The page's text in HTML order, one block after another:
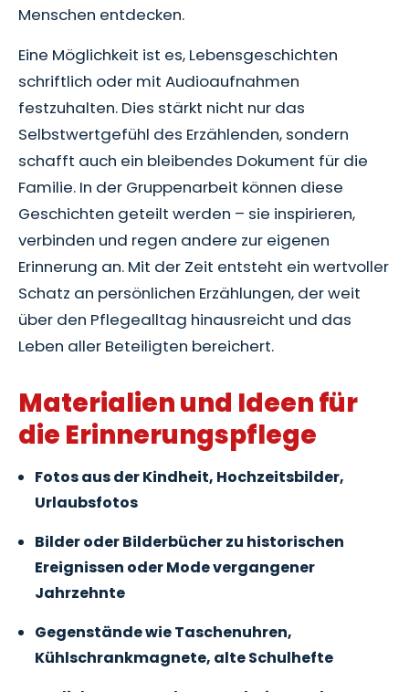
Menschen entdecken.
Eine Möglichkeit ist es, Lebensgeschichten
schriftlich oder mit Audioaufnahmen
festzuhalten. Dies stärkt nicht nur das
Selbstwertgefühl des Erzählenden, sondern
schafft auch ein bleibendes Dokument für die
Familie. In der Gruppenarbeit können diese
Geschichten geteilt werden – sie inspirieren,
verbinden und regen andere zur eigenen
Erinnerung an. Mit der Zeit entsteht ein wertvoller
Schatz an persönlichen Erzählungen, der weit
über den Pflegealltag hinausreicht und das
Leben aller Beteiligten bereichert.
Materialien und Ideen für
die Erinnerungspflege
Fotos aus der Kindheit, Hochzeitsbilder,
Urlaubsfotos
Bilder oder Bilderbücher zu historischen
Ereignissen oder Mode vergangener
Jahrzehnte
Gegenstände wie Taschenuhren,
Kühlschrankmagnete, alte Schulhefte